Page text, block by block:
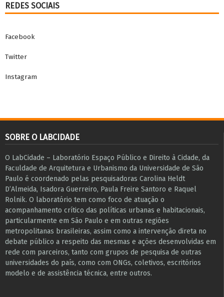
REDES SOCIAIS
Facebook
Twitter
Instagram
SOBRE O LABCIDADE
O LabCidade – Laboratório Espaço Público e Direito à Cidade, da
Faculdade de Arquitetura e Urbanismo da Universidade de São
Paulo é coordenado pelas pesquisadoras Carolina Heldt
D’Almeida, Isadora Guerreiro, Paula Freire Santoro e Raquel
Rolnik. O laboratório tem como foco de atuação o
acompanhamento crítico das políticas urbanas e habitacionais,
particularmente em São Paulo e ​em outras regiões
metropolitanas brasileiras, assim como a intervenção direta no
debate público a respeito das mesmas e ações desenvolvidas em
r​e​de com parceiros, tanto com grupos de pesquisa ​de outras
universidades do país, como com ONGs, coletivos, escritórios
modelo e de assistência técnica​, entre outros​.